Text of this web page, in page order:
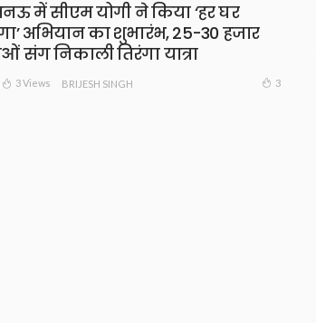
में सीएम योगी ने किया ‘हर घर
अभियान का शुभारंभ, 25-30 हजार
संग निकाली तिरंगा यात्रा
3 Views BRIJESH SINGH 3